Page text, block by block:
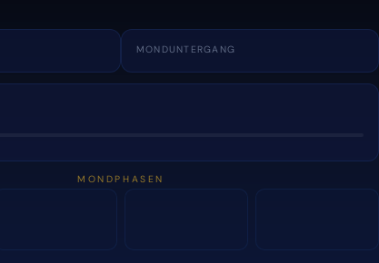
MONDUNTERGANG
MONDPHASEN